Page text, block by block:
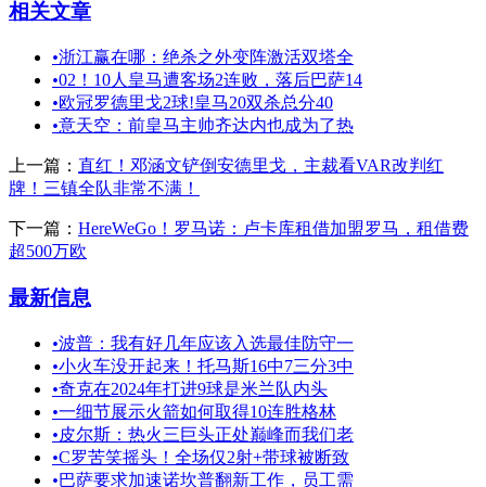
相关文章
•浙江赢在哪：绝杀之外变阵激活双塔全
•02！10人皇马遭客场2连败，落后巴萨14
•欧冠罗德里戈2球!皇马20双杀总分40
•意天空：前皇马主帅齐达内也成为了热
上一篇： 直红！邓涵文铲倒安德里戈，主裁看VAR改判红
牌！三镇全队非常不满！
下一篇： HereWeGo！罗马诺：卢卡库租借加盟罗马，租借费
超500万欧
最新信息
•波普：我有好几年应该入选最佳防守一
•小火车没开起来！托马斯16中7三分3中
•奇克在2024年打进9球是米兰队内头
•一细节展示火箭如何取得10连胜格林
•皮尔斯：热火三巨头正处巅峰而我们老
•C罗苦笑摇头！全场仅2射+带球被断致
•巴萨要求加速诺坎普翻新工作，员工需